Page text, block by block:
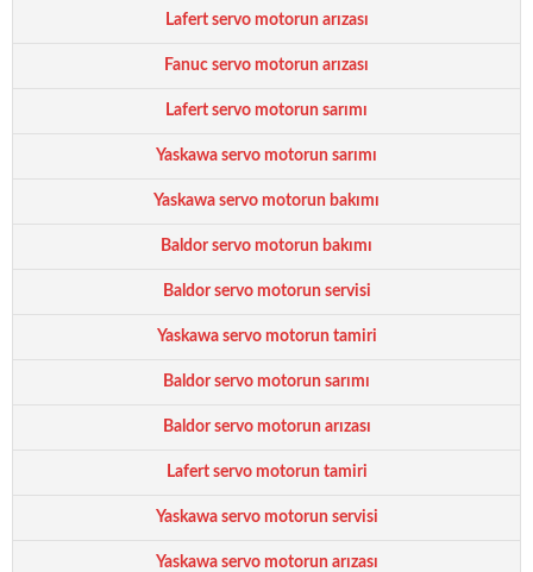
Lafert servo motorun arızası
Fanuc servo motorun arızası
Lafert servo motorun sarımı
Yaskawa servo motorun sarımı
Yaskawa servo motorun bakımı
Baldor servo motorun bakımı
Baldor servo motorun servisi
Yaskawa servo motorun tamiri
Baldor servo motorun sarımı
Baldor servo motorun arızası
Lafert servo motorun tamiri
Yaskawa servo motorun servisi
Yaskawa servo motorun arızası